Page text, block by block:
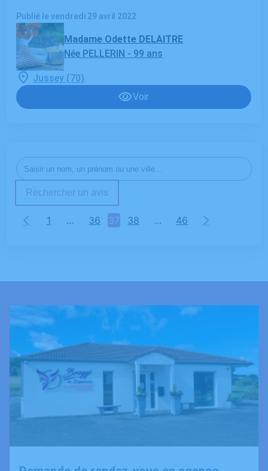
Publié le vendredi 29 avril 2022
Madame Odette DELAITRE
Née PELLERIN - 99 ans
Jussey (70)
Voir
Rechercher un avis
1 … 36 37 38 … 46